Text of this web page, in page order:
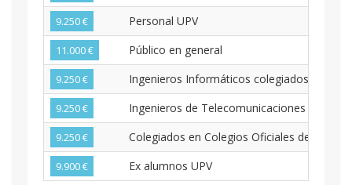
9.250 € Personal UPV
11.000 € Público en general
9.250 € Ingenieros Informáticos colegiados en la
9.250 € Ingenieros de Telecomunicaciones
9.250 € Colegiados en Colegios Oficiales de
9.900 € Ex alumnos UPV